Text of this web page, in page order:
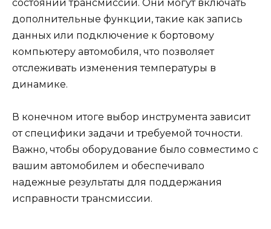
состоянии трансмиссии. Они могут включать
дополнительные функции, такие как запись
данных или подключение к бортовому
компьютеру автомобиля, что позволяет
отслеживать изменения температуры в
динамике.
В конечном итоге выбор инструмента зависит
от специфики задачи и требуемой точности.
Важно, чтобы оборудование было совместимо с
вашим автомобилем и обеспечивало
надежные результаты для поддержания
исправности трансмиссии.